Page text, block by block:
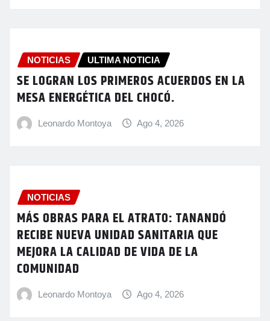
NOTICIAS ULTIMA NOTICIA
SE LOGRAN LOS PRIMEROS ACUERDOS EN LA
MESA ENERGÉTICA DEL CHOCÓ.
Leonardo Montoya Ago 4, 2026
NOTICIAS
MÁS OBRAS PARA EL ATRATO: TANANDÓ
RECIBE NUEVA UNIDAD SANITARIA QUE
MEJORA LA CALIDAD DE VIDA DE LA
COMUNIDAD
Leonardo Montoya Ago 4, 2026